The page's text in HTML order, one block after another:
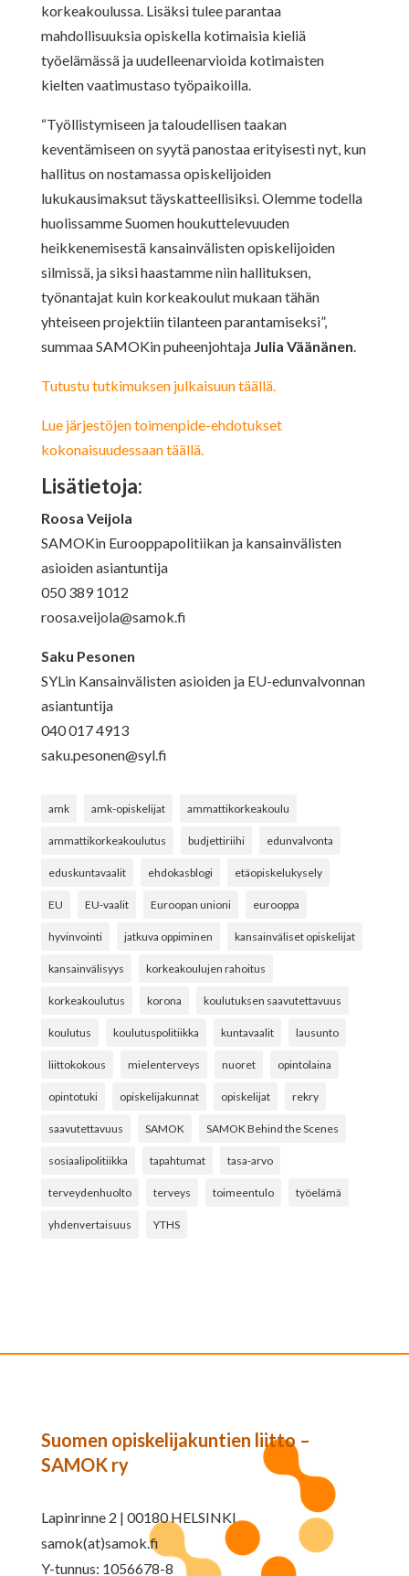
korkeakoulussa. Lisäksi tulee parantaa
mahdollisuuksia opiskella kotimaisia kieliä
työelämässä ja uudelleenarvioida kotimaisten
kielten vaatimustaso työpaikoilla.
“Työllistymiseen ja taloudellisen taakan
keventämiseen on syytä panostaa erityisesti nyt, kun
hallitus on nostamassa opiskelijoiden
lukukausimaksut täyskatteellisiksi. Olemme todella
huolissamme Suomen houkuttelevuuden
heikkenemisestä kansainvälisten opiskelijoiden
silmissä, ja siksi haastamme niin hallituksen,
työnantajat kuin korkeakoulut mukaan tähän
yhteiseen projektiin tilanteen parantamiseksi”,
summaa SAMOKin puheenjohtaja Julia Väänänen.
Tutustu tutkimuksen julkaisuun täällä.
Lue järjestöjen toimenpide-ehdotukset
kokonaisuudessaan täällä.
Lisätietoja:
Roosa Veijola
SAMOKin Eurooppapolitiikan ja kansainvälisten
asioiden asiantuntija
050 389 1012
roosa.veijola@samok.fi
Saku Pesonen
SYLin Kansainvälisten asioiden ja EU-edunvalvonnan
asiantuntija
040 017 4913
saku.pesonen@syl.fi
amk amk-opiskelijat ammattikorkeakoulu
ammattikorkeakoulutus budjettiriihi edunvalvonta
eduskuntavaalit ehdokasblogi etäopiskelukysely
EU EU-vaalit Euroopan unioni eurooppa
hyvinvointi jatkuva oppiminen kansainväliset opiskelijat
kansainvälisyys korkeakoulujen rahoitus
korkeakoulutus korona koulutuksen saavutettavuus
koulutus koulutuspolitiikka kuntavaalit lausunto
liittokokous mielenterveys nuoret opintolaina
opintotuki opiskelijakunnat opiskelijat rekry
saavutettavuus SAMOK SAMOK Behind the Scenes
sosiaalipolitiikka tapahtumat tasa-arvo
terveydenhuolto terveys toimeentulo työelämä
yhdenvertaisuus YTHS
Suomen opiskelijakuntien liitto –
SAMOK ry
Lapinrinne 2 | 00180 HELSINKI
samok(at)samok.fi
Y-tunnus: 1056678-8